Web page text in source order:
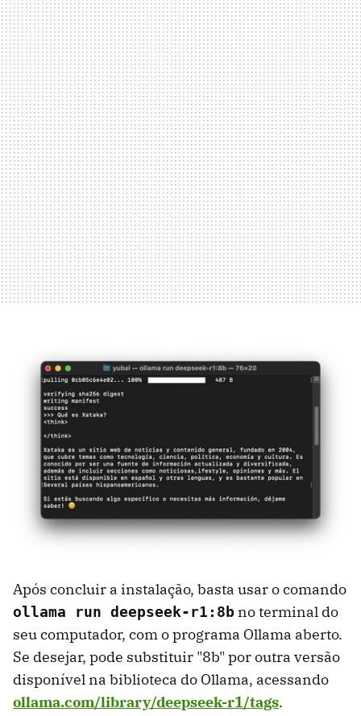
Após concluir a instalação, basta usar o comando
ollama run deepseek-r1:8b no terminal do
seu computador, com o programa Ollama aberto.
Se desejar, pode substituir "8b" por outra versão
disponível na biblioteca do Ollama, acessando
ollama.com/library/deepseek-r1/tags.